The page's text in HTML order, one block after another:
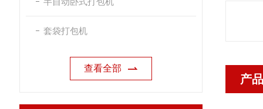
套袋打包机
查看全部
产